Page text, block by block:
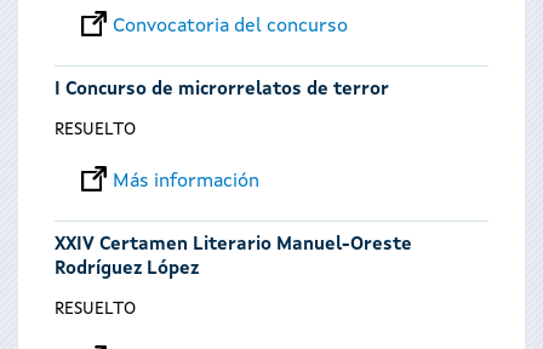
Convocatoria del concurso
I Concurso de microrrelatos de terror
RESUELTO
Más información
XXIV Certamen Literario Manuel-Oreste
Rodríguez López
RESUELTO